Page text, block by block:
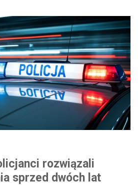
rozwiązali
sprzed dwóch lat